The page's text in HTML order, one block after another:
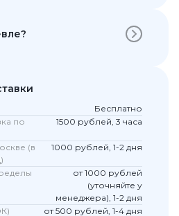
Бесплатно
по
1500 рублей, 3 часа
(в
1000 рублей, 1-2 дня
от 1000 рублей
(уточняйте у
менеджера), 1-2 дня
от 500 рублей, 1-4 дня